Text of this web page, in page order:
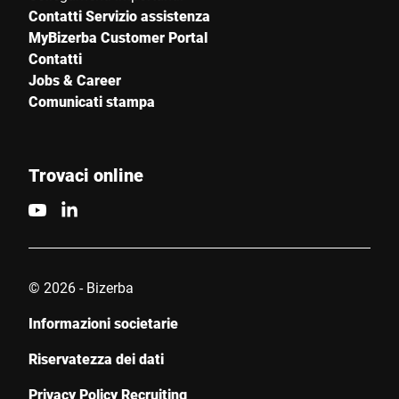
Contatti Servizio assistenza
MyBizerba Customer Portal
Contatti
Jobs & Career
Comunicati stampa
Trovaci online
© 2026 - Bizerba
Informazioni societarie
Riservatezza dei dati
Privacy Policy Recruiting